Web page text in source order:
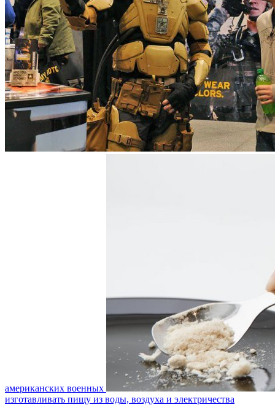
американских военных
изготавливать пищу из воды, воздуха и электричества